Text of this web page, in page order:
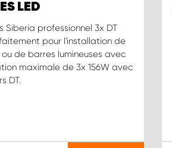
LED
Siberia professionnel 3x DT
pour l'installation de
de barres lumineuses avec
maximale de 3x 156W avec
DT.